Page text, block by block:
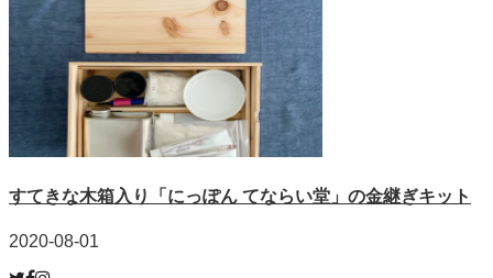
すてきな木箱入り「にっぽん てならい堂」の金継ぎキット
2020-08-01